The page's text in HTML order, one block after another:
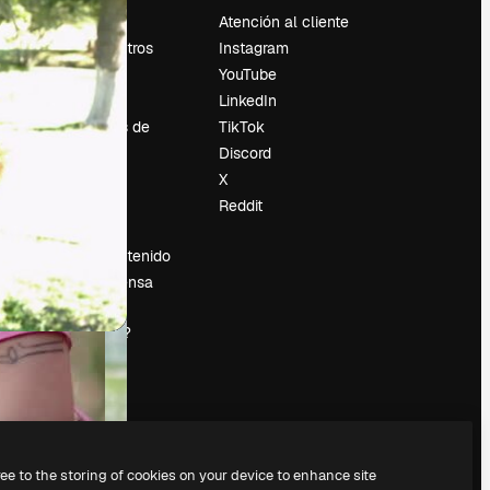
Precios
Sobre nosotros
Reviews
Empleo
Tendencias de
Vender contenido
Sala de prensa
¿Buscas
magnific.ai?
Atención al cliente
Instagram
YouTube
LinkedIn
TikTok
Discord
X
Reddit
to the storing of cookies on your device to enhance site